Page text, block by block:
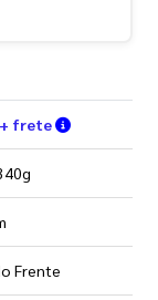
+ frete Verifique
Frente